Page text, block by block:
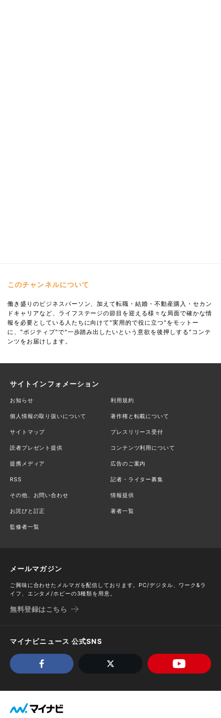
このチャンネルについて
働き盛りのビジネスパーソン、加えて転職・結婚・不動産購入・セカン
ドキャリアなど、ライフステージの節目を迎える様々な局面で確かな情
報を必要としている人たちに向けて"実用的で役に立つ"をモットー
に、"ポジティブ"で"一歩踏み出したいという意欲を後押しする"コンテ
ンツをお届けします。
サイトインフォメーション
お知らせ 利用規約
個人情報の取り扱いについて 著作権と転載について
サイトマップ プレスリリース受付
読者プレゼント提供 コンテンツ利用について
提携メディア 広告のご案内
RSS 記者・ライター募集
その他、お問い合わせ 情報提供
お詫びと訂正 著者一覧
監修者一覧
メールマガジン
ご興味に合わせたメルマガを配信しております。PC/デジタル、ワーク&ラ
イフ、エンタメ/ホビーの3種類を用意。
無料登録はこちら
マイナビニュース 公式SNS